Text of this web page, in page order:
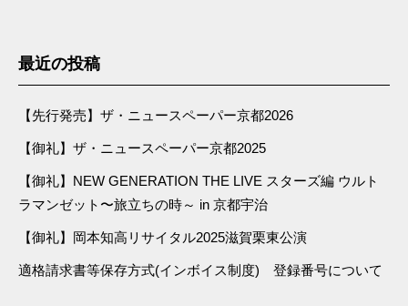
最近の投稿
【先行発売】ザ・ニュースペーパー京都2026
【御礼】ザ・ニュースペーパー京都2025
【御礼】NEW GENERATION THE LIVE スターズ編 ウルト
ラマンゼット〜旅立ちの時～ in 京都宇治
【御礼】岡本知高リサイタル2025滋賀栗東公演
適格請求書等保存方式(インボイス制度) 登録番号について